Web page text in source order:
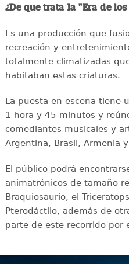
¿De que trata la "Era de
Es una producción que
recreación y
totalmente climatizadas
habitaban estas criaturas.
La puesta en escena tiene
1 hora y 45 minutos y
comediantes musicales y
Argentina, Brasil, Armenia
El público podrá
animatrónicos de tamaño
Braquiosaurio, el
Pterodáctilo, además de
parte de este recorrido por